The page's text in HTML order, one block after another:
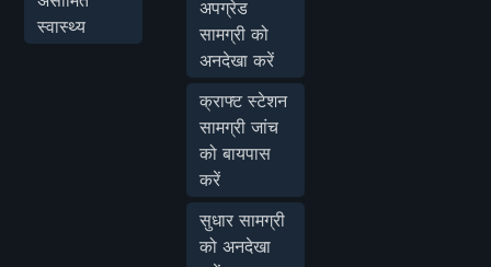
स्वास्थ्य
अपग्रेड
सामग्री को
अनदेखा करें
क्राफ्ट स्टेशन
सामग्री जांच
को बायपास
करें
सुधार सामग्री
को अनदेखा